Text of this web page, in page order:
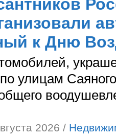
к Дню
улицам
2026 /